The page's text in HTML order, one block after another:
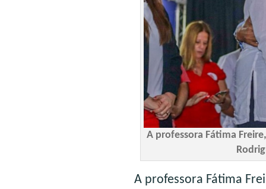
A professora Fátima
A professora Fátima